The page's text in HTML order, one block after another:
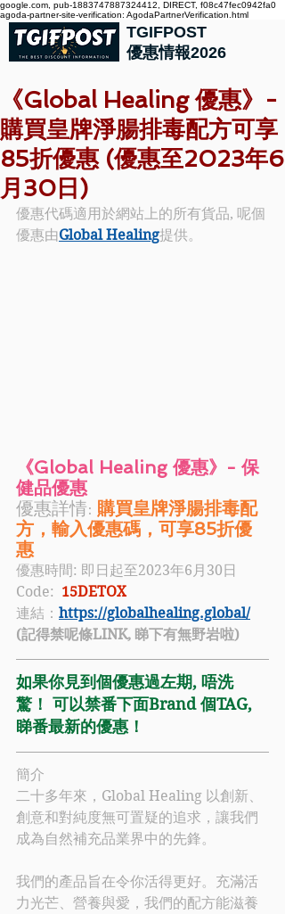
google.com, pub-1883747887324412, DIRECT, f08c47fec0942fa0
agoda-partner-site-verification: AgodaPartnerVerification.html
TGIFPOST
優惠情報2026
《Global Healing 優惠》-
購買皇牌淨腸排毒配方可享
85折優惠 (優惠至2023年6
月30日)
優惠代碼適用於網站上的所有貨品, 呢個
優惠由Global Healing提供。
《Global Healing 優惠》- 保
健品優惠
優惠詳情: 購買皇牌淨腸排毒配
方，輸入優惠碼，可享85折優
惠
優惠時間: 即日起至2023年6月30日
Code: 15DETOX
連結： https://globalhealing.global/
(記得禁呢條LINK, 睇下有無野岩啦)
如果你見到個優惠過左期, 唔洗
驚！ 可以禁番下面Brand 個TAG,
睇番最新的優惠！
簡介
二十多年來， Global Healing 以創新、
創意和對純度無可置疑的追求，讓我們
成為自然補充品業界中的先鋒。
我們的產品旨在令你活得更好。充滿活
力光芒、營養與愛，我們的配方能滋養